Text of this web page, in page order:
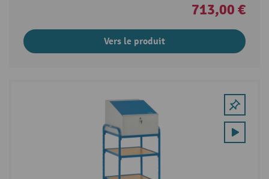
713,00 €
Vers le produit